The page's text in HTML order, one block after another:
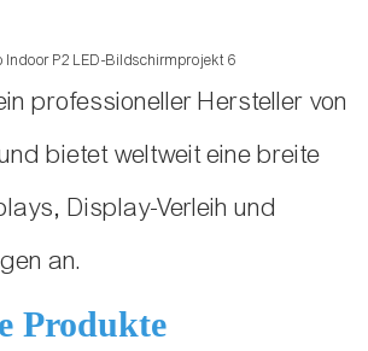
professioneller Hersteller von
bietet weltweit eine breite
Display-Verleih und
an.
Produkte